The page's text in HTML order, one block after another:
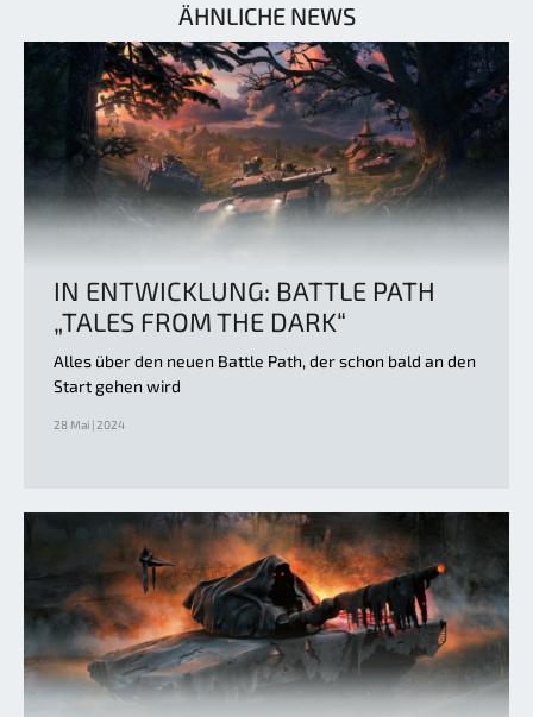
ÄHNLICHE NEWS
IN ENTWICKLUNG: BATTLE PATH
„TALES FROM THE DARK“
Alles über den neuen Battle Path, der schon bald an den
Start gehen wird
28 Mai | 2024